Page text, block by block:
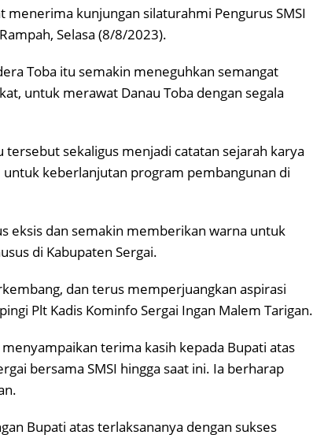
kunjungan silaturahmi Pengurus SMSI
Selasa (8/8/2023).
Toba itu semakin meneguhkan semangat
untuk merawat Danau Toba dengan segala
sekaligus menjadi catatan sejarah karya
untuk keberlanjutan program pembangunan di
eksis dan semakin memberikan warna untuk
di Kabupaten Sergai.
dan terus memperjuangkan aspirasi
Plt Kadis Kominfo Sergai Ingan Malem Tarigan.
terima kasih kepada Bupati atas
bersama SMSI hingga saat ini. Ia berharap
Bupati atas terlaksananya dengan sukses